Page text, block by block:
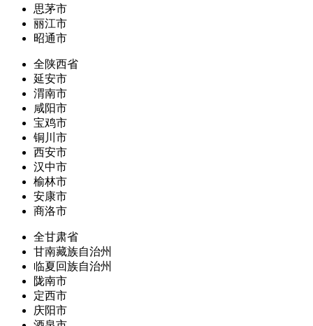
思茅市
丽江市
昭通市
全陕西省
延安市
渭南市
咸阳市
宝鸡市
铜川市
西安市
汉中市
榆林市
安康市
商洛市
全甘肃省
甘南藏族自治州
临夏回族自治州
陇南市
定西市
庆阳市